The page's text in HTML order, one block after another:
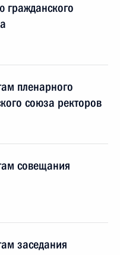
гражданского
пленарного
союза ректоров
совещания
заседания